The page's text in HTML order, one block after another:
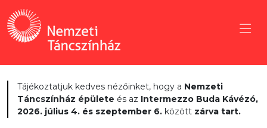
Tájékoztatjuk kedves nézőinket, hogy a Nemzeti
Táncszínház épülete és az Intermezzo Buda Kávézó,
2026. július 4. és szeptember 6. között zárva tart.